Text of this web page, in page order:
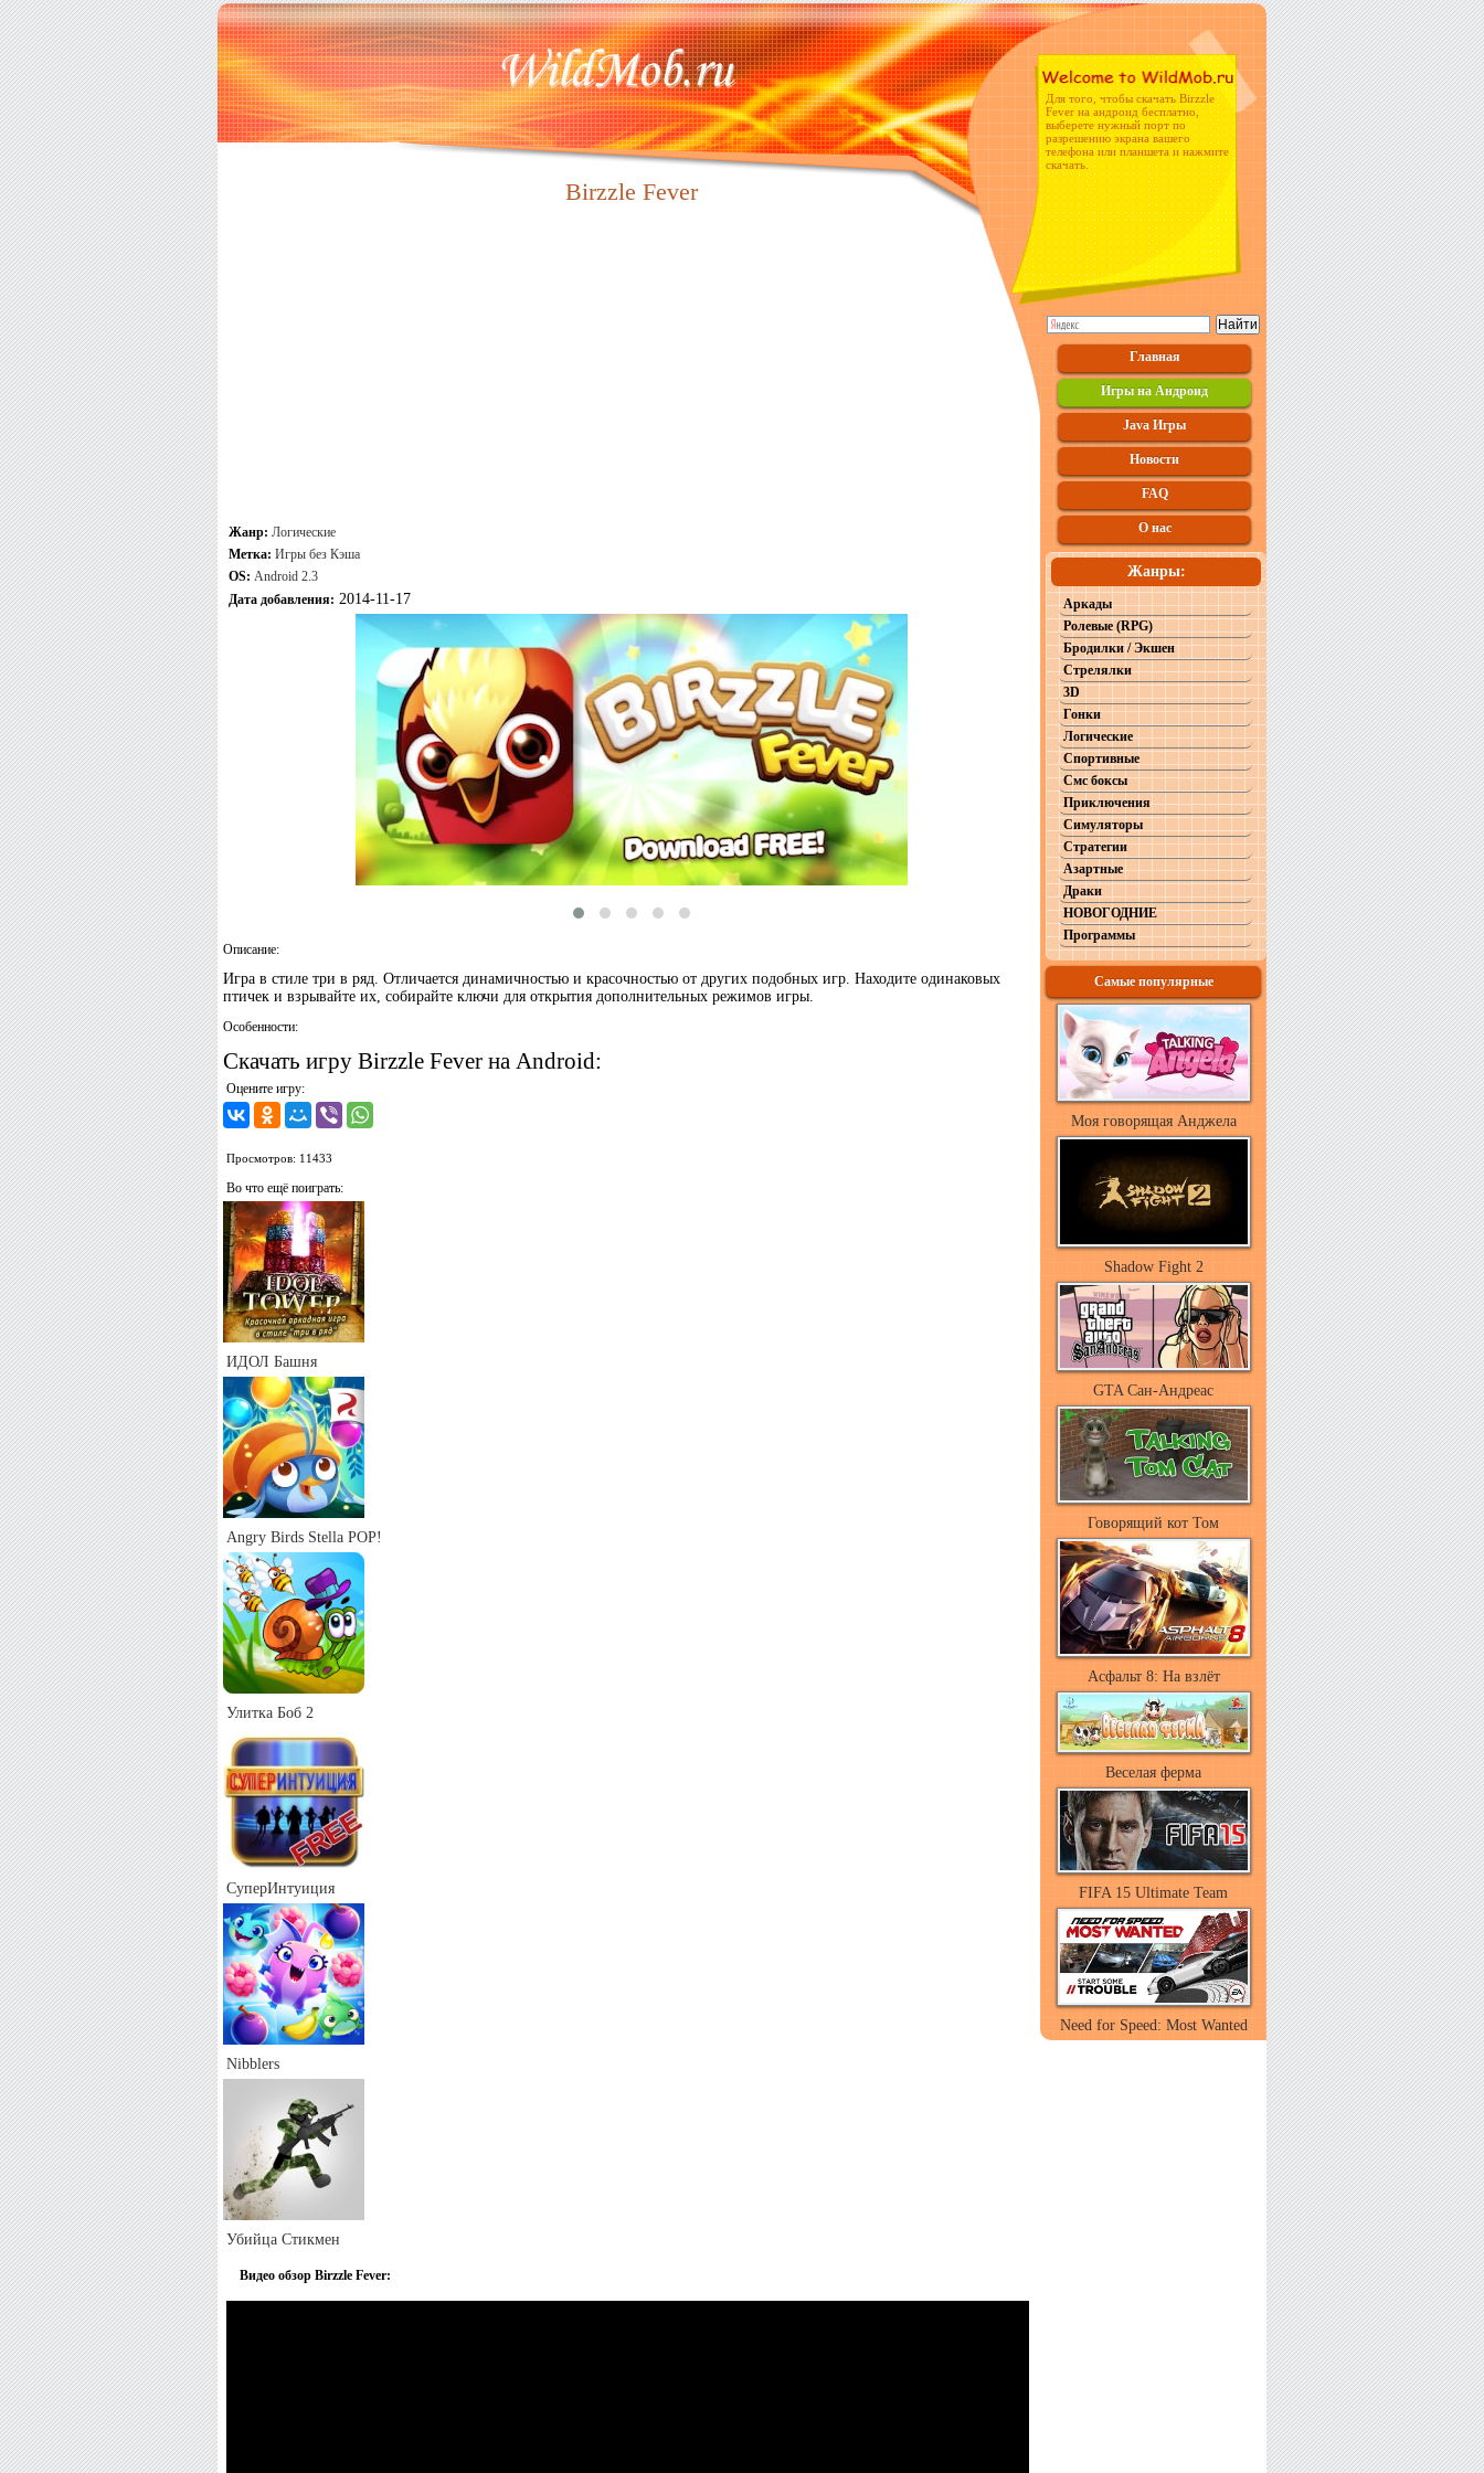
Для того, чтобы скачать Birzzle
Fever на андроид бесплатно,
выберете нужный порт по
разрешению экрана вашего
телефона или планшета и нажмите
скачать.
Birzzle Fever
Жанр: Логические
Метка: Игры без Кэша
OS: Android 2.3
Дата добавления: 2014-11-17
Описание:
Игра в стиле три в ряд. Отличается динамичностью и красочностью от других подобных игр. Находите одинаковых
птичек и взрывайте их, собирайте ключи для открытия дополнительных режимов игры.
Особенности:
Скачать игру Birzzle Fever на Android:
Оцените игру:
Просмотров: 11433
Во что ещё поиграть:
ИДОЛ Башня
Angry Birds Stella POP!
Улитка Боб 2
СуперИнтуиция
Nibblers
Убийца Стикмен
Видео обзор Birzzle Fever:
Главная
Игры на Андроид
Java Игры
Новости
FAQ
О нас
Жанры:
Аркады
Ролевые (RPG)
Бродилки / Экшен
Стрелялки
3D
Гонки
Логические
Спортивные
Смс боксы
Приключения
Симуляторы
Стратегии
Азартные
Драки
НОВОГОДНИЕ
Программы
Самые популярные
Моя говорящая Анджела
Shadow Fight 2
GTA Сан-Андреас
Говорящий кот Том
Асфальт 8: На взлёт
Веселая ферма
FIFA 15 Ultimate Team
Need for Speed: Most Wanted